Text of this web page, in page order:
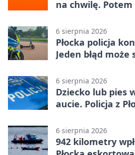
na chwilę. Potem
6 sierpnia 2026
Płocka policja
Jeden błąd może
6 sierpnia 2026
Dziecko lub pies
aucie. Policja z
6 sierpnia 2026
942 kilometry